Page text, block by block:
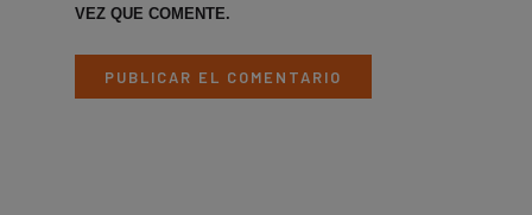
VEZ QUE COMENTE.